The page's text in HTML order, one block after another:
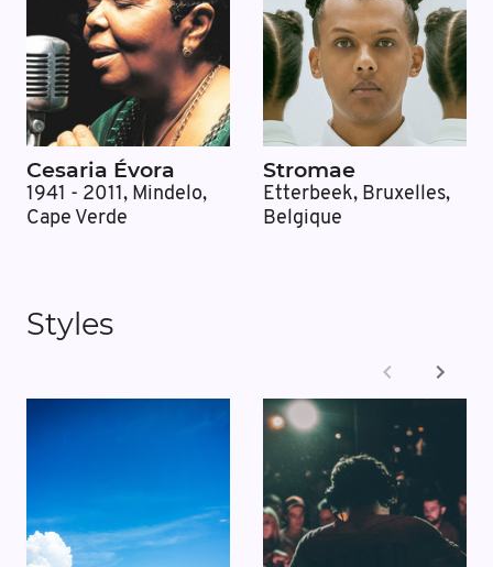
Cesaria Évora
1941 - 2011 , Mindelo,
Cape Verde
Stromae
Etterbeek, Bruxelles,
Belgique
Styles